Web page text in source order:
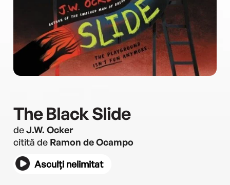
The Black Slide
deJ.W. Ocker
citită de Ramon de Ocampo
Asculți nelimitat